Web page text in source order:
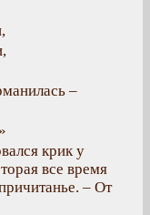
–
крик у
все время
– От